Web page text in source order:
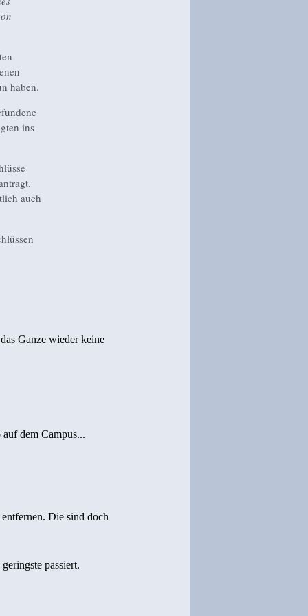
haben.
ins
auch